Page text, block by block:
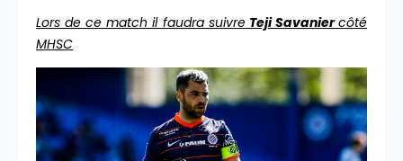
Lors de ce match il faudra suivreTeji Savaniercôté
MHSC